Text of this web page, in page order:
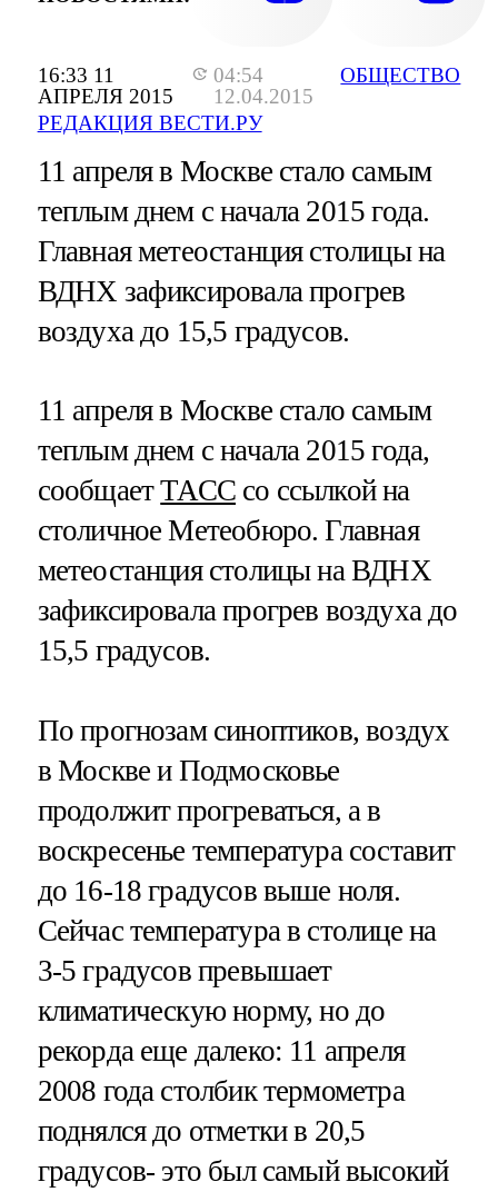
16:33 11
АПРЕЛЯ 2015
04:54
12.04.2015
РЕДАКЦИЯ ВЕСТИ.РУ
ОБЩЕСТВО
11 апреля в Москве стало самым
теплым днем с начала 2015 года.
Главная метеостанция столицы на
ВДНХ зафиксировала прогрев
воздуха до 15,5 градусов.
11 апреля в Москве стало самым
теплым днем с начала 2015 года,
сообщаетТАСС со ссылкой на
столичное Метеобюро. Главная
метеостанция столицы на ВДНХ
зафиксировала прогрев воздуха до
15,5 градусов.
По прогнозам синоптиков, воздух
в Москве и Подмосковье
продолжит прогреваться, а в
воскресенье температура составит
до 16-18 градусов выше ноля.
Сейчас температура в столице на
3-5 градусов превышает
климатическую норму, но до
рекорда еще далеко: 11 апреля
2008 года столбик термометра
поднялся до отметки в 20,5
градусов- это был самый высокий